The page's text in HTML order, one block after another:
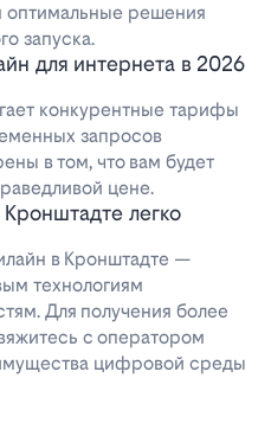
оптимальные решения
запуска.
для интернета в 2026
конкурентные тарифы
запросов
в том, что вам будет
цене.
легко
в Кронштадте —
технологиям
Для получения более
с оператором
цифровой среды